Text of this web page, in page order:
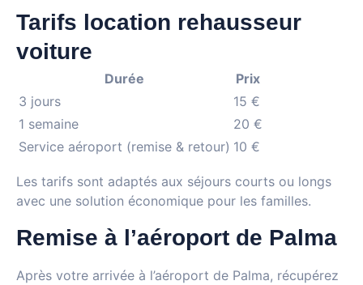
Tarifs location rehausseur
voiture
Durée
Prix
3 jours
15 €
1 semaine
20 €
Service aéroport (remise & retour) 10 €
Les tarifs sont adaptés aux séjours courts ou longs
avec une solution économique pour les familles.
Remise à l’aéroport de Palma
Après votre arrivée à l’aéroport de Palma, récupérez